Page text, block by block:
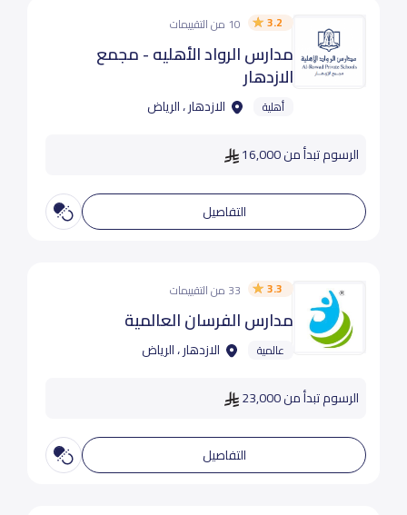
3.2 10 من التقييمات
مدارس الرواد الأهليه - مجمع
الازدهار
أهلية الازدهار ، الرياض
الرسوم تبدأ من 16,000
التفاصيل
3.3 33 من التقييمات
مدارس الفرسان العالمية
عالمية الازدهار ، الرياض
الرسوم تبدأ من 23,000
التفاصيل